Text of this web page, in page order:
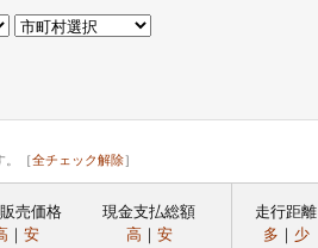
。［全チェック解除］
売価格
｜ 安
現金支払総額
高｜ 安
走行距離
多 ｜ 少